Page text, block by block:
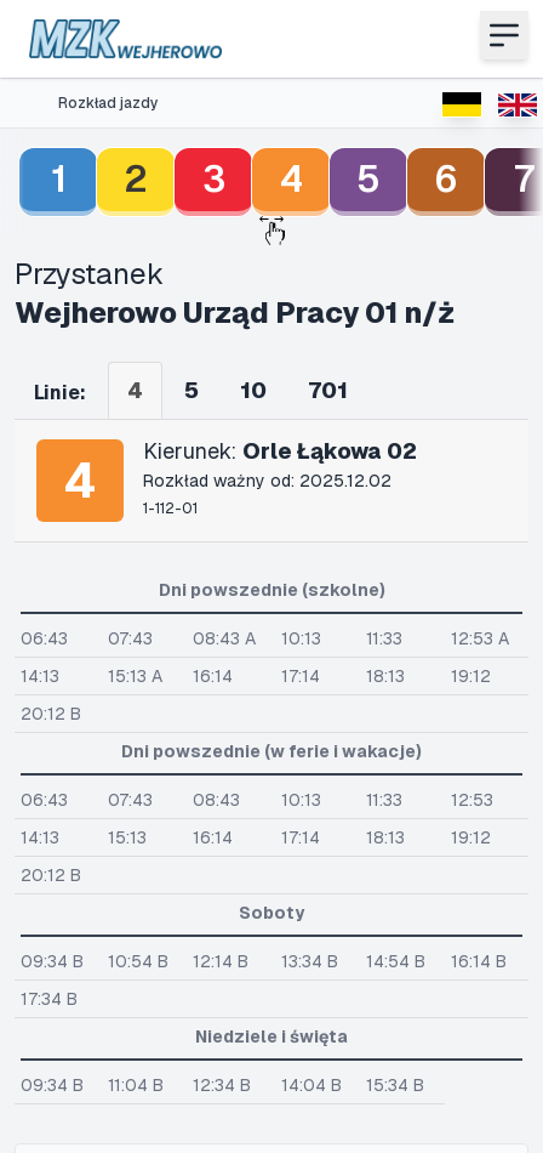
Rozkład jazdy
1 2 3 4 5 6 7
Przystanek
Wejherowo Urząd Pracy 01 n/ż
Linie: 4 5 10 701
4 Kierunek: Orle Łąkowa 02
Rozkład ważny od: 2025.12.02
1-112-01
Dni powszednie (szkolne)
06:43 07:43 08:43 A 10:13 11:33
12:53 A
14:13
15:13 A 16:14 17:14 18:13
19:12
20:12 B
Dni powszednie (w ferie i wakacje)
06:43 07:43 08:43 10:13 11:33
12:53
14:13
15:13 16:14 17:14 18:13
19:12
20:12 B
Soboty
09:34 B 10:54 B 12:14 B 13:34 B 14:54 B
16:14 B
17:34 B
Niedziele i święta
09:34 B 11:04 B 12:34 B 14:04 B 15:34 B